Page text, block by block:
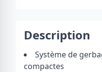
Description
Système de
compactes